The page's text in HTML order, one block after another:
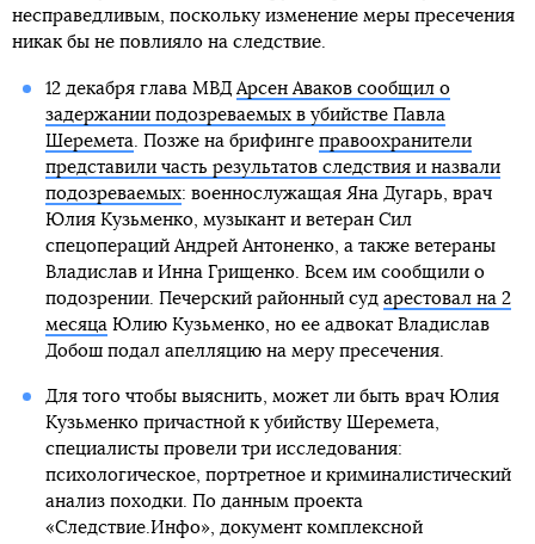
несправедливым, поскольку изменение меры пресечения
никак бы не повлияло на следствие.
12 декабря глава МВДАрсен Аваков сообщил о
задержании подозреваемых в убийстве Павла
Шеремета. Позже на брифинге правоохранители
представили часть результатов следствия и назвали
подозреваемых: военнослужащая Яна Дугарь, врач
Юлия Кузьменко, музыкант и ветеран Сил
спецопераций Андрей Антоненко, а также ветераны
Владислав и Инна Грищенко. Всем им сообщили о
подозрении. Печерский районный суд арестовал на 2
месяцаЮлию Кузьменко, но ее адвокат Владислав
Добош подал апелляцию на меру пресечения.
Для того чтобы выяснить, может ли быть врач Юлия
Кузьменко причастной к убийству Шеремета,
специалисты провели три исследования:
психологическое, портретное и криминалистический
анализ походки. По данным проекта
«Следствие.Инфо», документ комплексной